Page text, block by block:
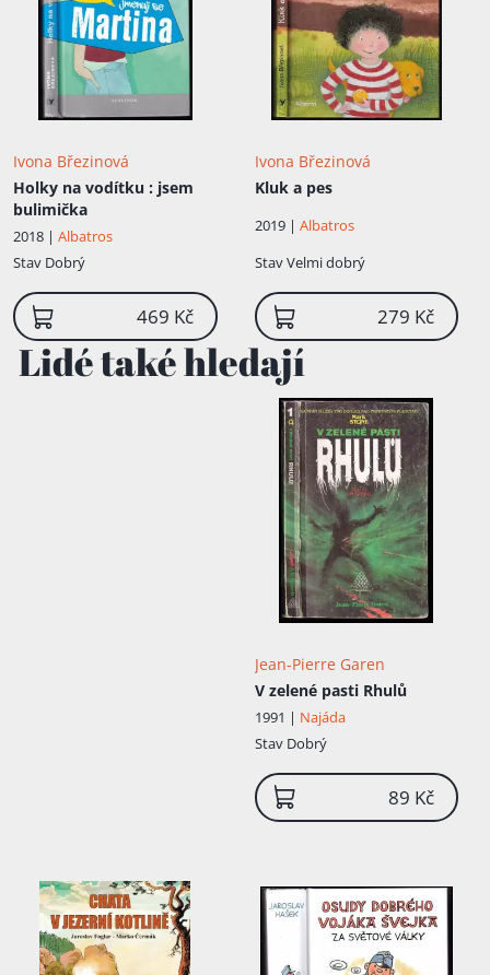
Ivona Březinová
Holky na vodítku : jsem
bulimička
2018 | Albatros
Stav Dobrý
469 Kč
Ivona Březinová
Kluk a pes
2019 | Albatros
StavVelmi dobrý
279 Kč
Lidé také hledají
Jean-Pierre Garen
V zelené pasti Rhulů
1991 | Najáda
Stav Dobrý
89 Kč